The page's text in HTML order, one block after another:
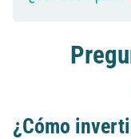
¿Cómo